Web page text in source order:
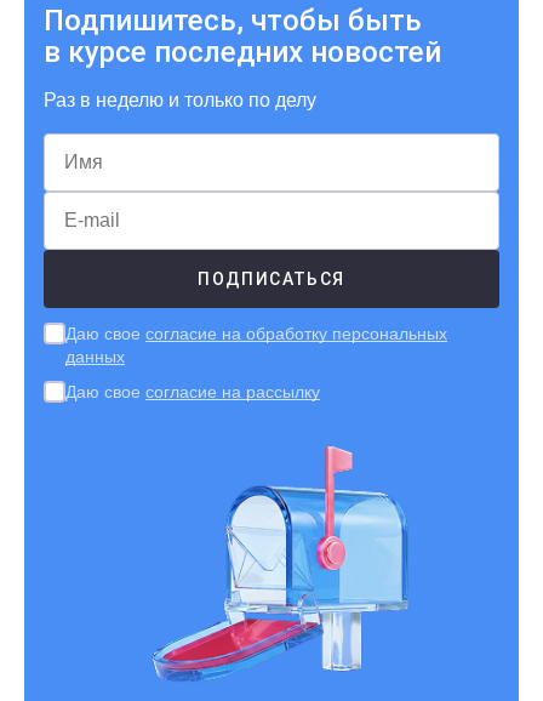
Подпишитесь, чтобы быть
в курсе последних новостей
Раз в неделю и только по делу
Даю свое согласие на обработку персональных
данных
Даю свое согласие на рассылку